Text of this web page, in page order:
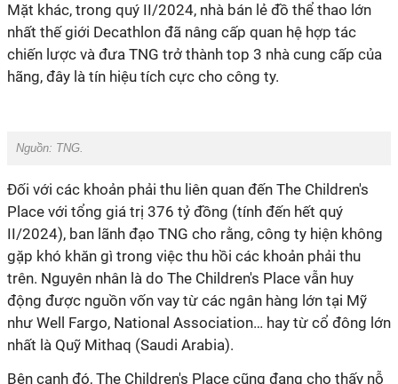
Mặt khác, trong quý II/2024, nhà bán lẻ đồ thể thao lớn
nhất thế giới Decathlon đã nâng cấp quan hệ hợp tác
chiến lược và đưa TNG trở thành top 3 nhà cung cấp của
hãng, đây là tín hiệu tích cực cho công ty.
Nguồn: TNG.
Đối với các khoản phải thu liên quan đến The Children's
Place với tổng giá trị 376 tỷ đồng (tính đến hết quý
II/2024), ban lãnh đạo TNG cho rằng, công ty hiện không
gặp khó khăn gì trong việc thu hồi các khoản phải thu
trên. Nguyên nhân là do The Children's Place vẫn huy
động được nguồn vốn vay từ các ngân hàng lớn tại Mỹ
như Well Fargo, National Association… hay từ cổ đông lớn
nhất là Quỹ Mithaq (Saudi Arabia).
Bên cạnh đó, The Children's Place cũng đang cho thấy nỗ